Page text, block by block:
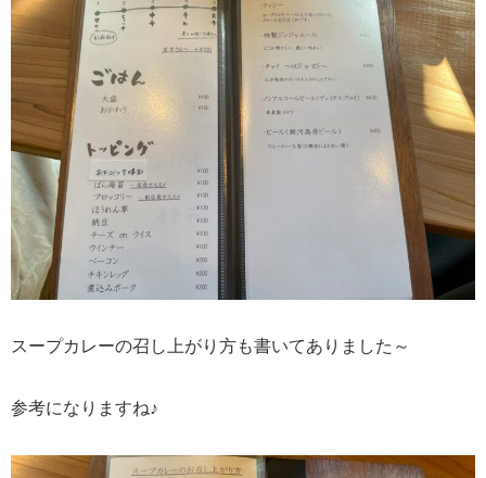
スープカレーの召し上がり方も書いてありました～
参考になりますね♪